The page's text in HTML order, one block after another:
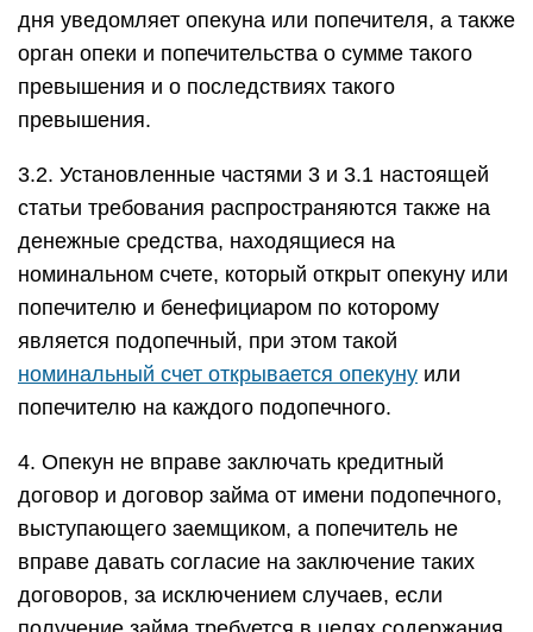
дня уведомляет опекуна или попечителя, а также
орган опеки и попечительства о сумме такого
превышения и о последствиях такого
превышения.
3.2. Установленные частями 3 и 3.1 настоящей
статьи требования распространяются также на
денежные средства, находящиеся на
номинальном счете, который открыт опекуну или
попечителю и бенефициаром по которому
является подопечный, при этом такой
номинальный счет открывается опекуну или
попечителю на каждого подопечного.
4. Опекун не вправе заключать кредитный
договор и договор займа от имени подопечного,
выступающего заемщиком, а попечитель не
вправе давать согласие на заключение таких
договоров, за исключением случаев, если